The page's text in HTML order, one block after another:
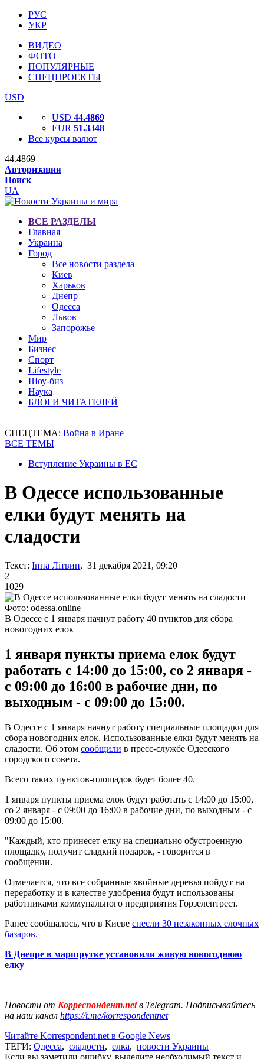
РУС
УКР
ВИДЕО
ФОТО
ПОПУЛЯРНЫЕ
СПЕЦПРОЕКТЫ
USD
USD 44.4869
EUR 51.3348
Все курсы валют
44.4869
Авторизация
Поиск
UA
ВСЕ РАЗДЕЛЫ
Главная
Украина
Город
Все новости раздела
Киев
Харьков
Днепр
Одесса
Львов
Запорожье
Мир
Бизнес
Спорт
Lifestyle
Шоу-биз
Наука
БЛОГИ ЧИТАТЕЛЕЙ
СПЕЦТЕМА: Война в Иране
ВСЕ ТЕМЫ
Вступление Украины в ЕС
В Одессе использованные
елки будут менять на
сладости
Текст: Інна Літвин, 31 декабря 2021, 09:20
2
1029
Фото: odessa.online
В Одессе с 1 января начнут работу 40 пунктов для сбора
новогодних елок
1 января пункты приема елок будут
работать с 14:00 до 15:00, со 2 января -
с 09:00 до 16:00 в рабочие дни, по
выходным - с 09:00 до 15:00.
В Одессе с 1 января начнут работу специальные площадки для
сбора новогодних елок. Использованные елки будут менять на
сладости. Об этом сообщили в пресс-службе Одесского
городского совета.
Всего таких пунктов-площадок будет более 40.
1 января пункты приема елок будут работать с 14:00 до 15:00,
со 2 января - с 09:00 до 16:00 в рабочие дни, по выходным - с
09:00 до 15:00.
"Каждый, кто принесет елку на специально обустроенную
площадку, получит сладкий подарок, - говорится в
сообщении.
Отмечается, что все собранные хвойные деревья пойдут на
переработку и в качестве удобрения будут использованы
работниками коммунального предприятия Горзелентрест.
Ранее сообщалось, что в Киеве снесли 30 незаконных елочных
базаров.
В Днепре в маршрутке установили живую новогоднюю
елку
Новости от Корреспондент.netв Telegram. Подписывайтесь
на наш канал https://t.me/korrespondentnet
Читайте Korrespondent.net в Google News
ТЕГИ: Одесса, сладости, елка, новости Украины
Если вы заметили ошибку, выделите необходимый текст и